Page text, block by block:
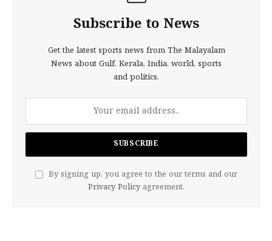
Subscribe to News
Get the latest sports news from The Malayalam
News about Gulf, Kerala, India, world, sports
and politics.
By signing up, you agree to the our terms and our
Privacy Policy agreement.